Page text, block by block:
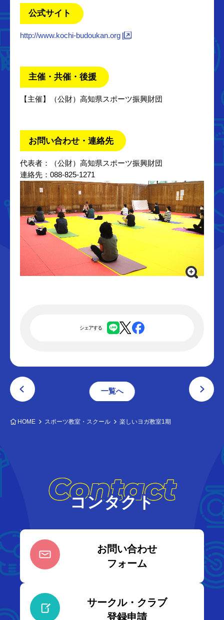
公式サイト
http://www.kochi-budoukan.org
主催・共催・後援
【主催】（公財）高知県スポーツ振興財団
お問い合わせ・連絡先
代表者：（公財）高知県スポーツ振興財団
連絡先：088-825-1271
シェアする
一覧へ
HOME スポーツ教室・スクール 楽しいヨガ教室1期
Contact
コンタクト
お問い合わせ
フォーム
サークル・クラブ
登録申請